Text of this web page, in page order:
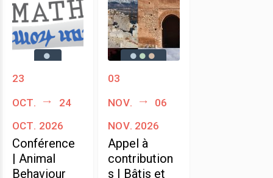
23
oct.
24
oct. 2026
Conférence
| Animal
Behaviour
03
nov.
06
nov. 2026
Appel à
contribution
s | Bâtis et